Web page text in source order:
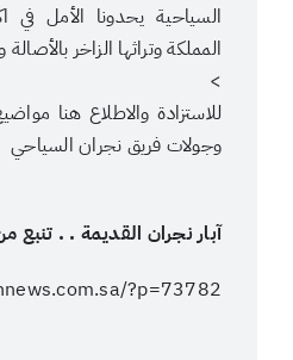
السياحية يحدونا الأمل في
المملكة وتراثها الزاخر
>
للاستزادة والاطلاع هنا
وجولات فريق نجران السياحي
آبار نجران القديمة . . تنبع
?p=73782